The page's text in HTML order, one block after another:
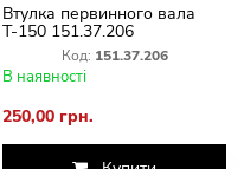
Втулка первинного вала
Т-150 151.37.206
Код: 151.37.206
В наявності
250,00 грн.